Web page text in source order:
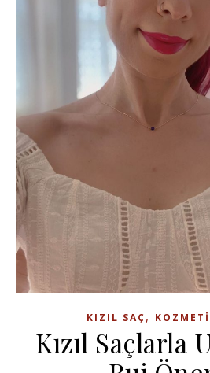
KIZIL SAÇ,
Kızıl Saçlarla